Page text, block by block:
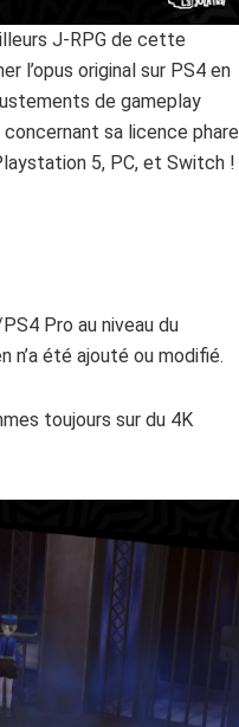
J-RPG de cette
l’opus original sur PS4 en
de gameplay
sa licence phare
5, PC, et Switch !
Pro au niveau du
n’a été ajouté ou modifié.
toujours sur du 4K